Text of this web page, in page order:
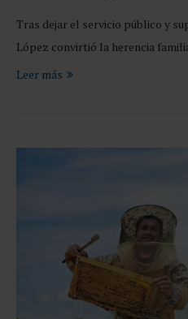
Tras dejar el servicio público y
López convirtió la herencia
Leer más